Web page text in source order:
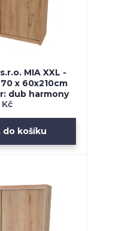
MIA XXL -
x 60x210cm
dub harmony
do košíku